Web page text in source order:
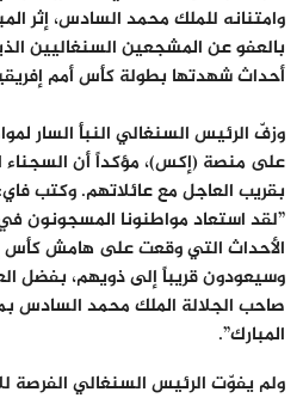
وامتنانه للملك محمد السادس، إثر
بالعفو عن المشجعين السنغاليين
أحداث شهدتها بطولة كأس أمم
​وزفّ الرئيس السنغالي النبأ السار
على منصة (إكس)، مؤكداً أن
بقريب العاجل مع عائلاتهم. وكتب
​”لقد استعاد مواطنونا المسجونون
الأحداث التي وقعت على هامش كأس
وسيعودون قريباً إلى ذويهم، بفضل
صاحب الجلالة الملك محمد السادس
المبارك”.
​ولم يفوّت الرئيس السنغالي الفرصة